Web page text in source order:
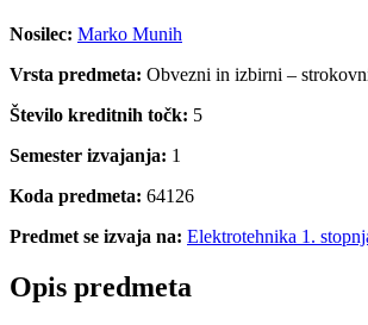
Nosilec: Marko Munih
Vrsta predmeta: Obvezni in izbirni –
Število kreditnih točk: 5
Semester izvajanja: 1
Koda predmeta: 64126
Predmet se izvaja na: Elektrotehnika 1.
Opis predmeta